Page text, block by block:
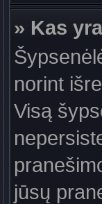
» Kas
norint
Visą
jūsų